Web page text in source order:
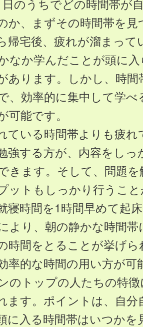
日のうちでどの時間帯が
か、まずその時間帯を
帰宅後、疲れが溜まって
なか学んだことが頭に
あります。しかし、時
、効率的に集中して学べ
可能です。
ている時間帯よりも疲れ
強する方が、内容をし
きます。そして、問題
ットもしっかり行うこ
寝時間を1時間早めて起
より、朝の静かな時間帯
時間をとることが挙げ
率的な時間の用い方が可
のトップの人たちの特
ます。ポイントは、自分
に入る時間帯はいつか